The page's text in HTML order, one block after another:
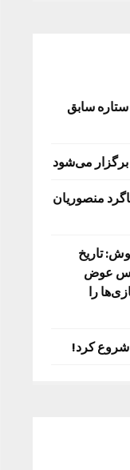
سابق
برگزار می‌شود
منصوریان
تاریخ
عوض
را
شروع کرد!